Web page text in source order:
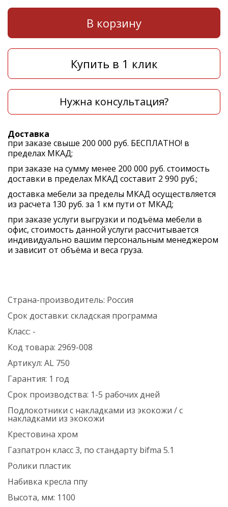
В корзину
Купить в 1 клик
Нужна консультация?
Доставка
при заказе свыше 200 000 руб. БЕСПЛАТНО! в
пределах МКАД;
при заказе на сумму менее 200 000 руб. стоимость
доставки в пределах МКАД составит 2 990 руб.;
доставка мебели за пределы МКАД осуществляется
из расчета 130 руб. за 1 км пути от МКАД;
при заказе услуги выгрузки и подъёма мебели в
офис, стоимость данной услуги рассчитывается
индивидуально вашим персональным менеджером
и зависит от объёма и веса груза.
Страна-производитель: Россия
Срок доставки: складская программа
Класс: -
Код товара: 2969-008
Артикул: AL 750
Гарантия: 1 год
Срок производства: 1-5 рабочих дней
Подлокотники с накладками из экокожи / с
накладками из экокожи
Крестовина хром
Газпатрон класс 3, по стандарту bifma 5.1
Ролики пластик
Набивка кресла ппу
Высота, мм: 1100